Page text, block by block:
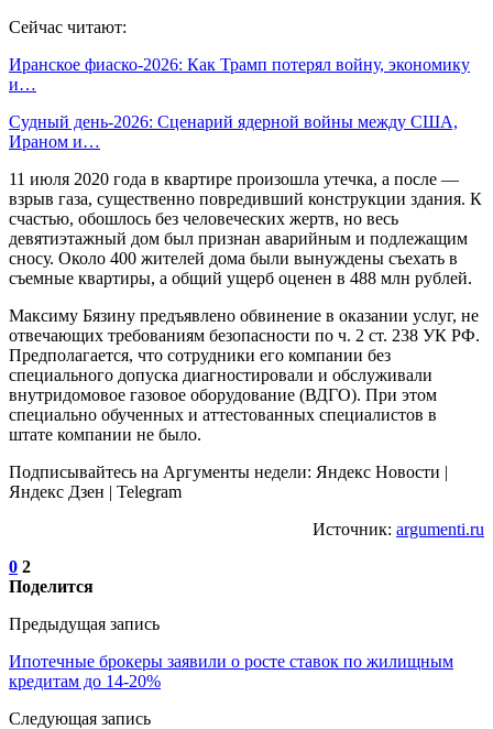
Сейчас читают:
Иранское фиаско-2026: Как Трамп потерял войну, экономику
и…
Судный день-2026: Сценарий ядерной войны между США,
Ираном и…
11 июля 2020 года в квартире произошла утечка, а после —
взрыв газа, существенно повредивший конструкции здания. К
счастью, обошлось без человеческих жертв, но весь
девятиэтажный дом был признан аварийным и подлежащим
сносу. Около 400 жителей дома были вынуждены съехать в
съемные квартиры, а общий ущерб оценен в 488 млн рублей.
Максиму Бязину предъявлено обвинение в оказании услуг, не
отвечающих требованиям безопасности по ч. 2 ст. 238 УК РФ.
Предполагается, что сотрудники его компании без
специального допуска диагностировали и обслуживали
внутридомовое газовое оборудование (ВДГО). При этом
специально обученных и аттестованных специалистов в
штате компании не было.
Подписывайтесь на Аргументы недели: Яндекс Новости |
Яндекс Дзен | Telegram
Источник: argumenti.ru
0 2
Поделится
Предыдущая запись
Ипотечные брокеры заявили о росте ставок по жилищным
кредитам до 14-20%
Следующая запись